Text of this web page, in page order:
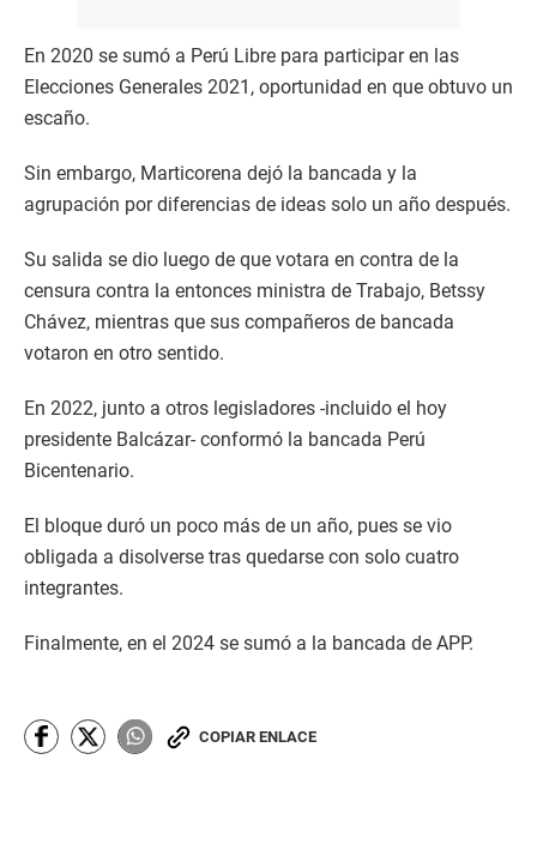
En 2020 se sumó a Perú Libre para participar en las
Elecciones Generales 2021, oportunidad en que obtuvo un
escaño.
Sin embargo, Marticorena dejó la bancada y la
agrupación por diferencias de ideas solo un año después.
Su salida se dio luego de que votara en contra de la
censura contra la entonces ministra de Trabajo, Betssy
Chávez, mientras que sus compañeros de bancada
votaron en otro sentido.
En 2022, junto a otros legisladores -incluido el hoy
presidente Balcázar- conformó la bancada Perú
Bicentenario.
El bloque duró un poco más de un año, pues se vio
obligada a disolverse tras quedarse con solo cuatro
integrantes.
Finalmente, en el 2024 se sumó a la bancada de APP.
COPIAR ENLACE